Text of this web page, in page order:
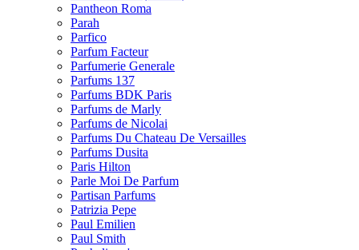
Pantheon Roma
Parah
Parfico
Parfum Facteur
Parfumerie Generale
Parfums 137
Parfums BDK Paris
Parfums de Marly
Parfums de Nicolai
Parfums Du Chateau De Versailles
Parfums Dusita
Paris Hilton
Parle Moi De Parfum
Partisan Parfums
Patrizia Pepe
Paul Emilien
Paul Smith